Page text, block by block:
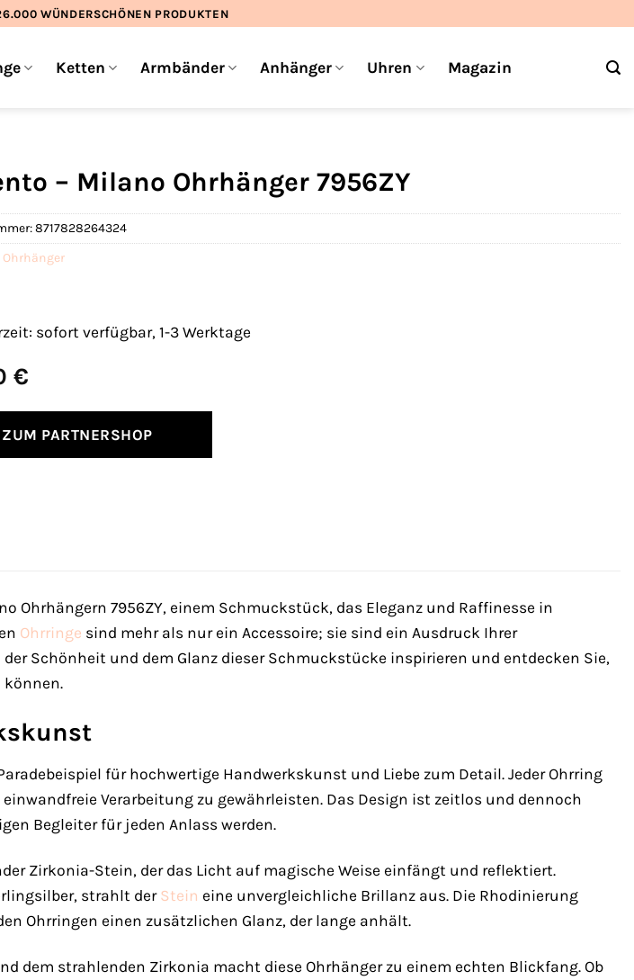
WÜNDERSCHÖNEN PRODUKTEN
Ketten Armbänder Anhänger Uhren Magazin
– Milano Ohrhänger 7956ZY
€
sofort verfügbar, 1-3 Werktage
ZUM PARTNERSHOP
8717828264324
Ohrhänger
Ohrhängern 7956ZY, einem Schmuckstück, das Eleganz und Raffinesse in
Ohrringe sind mehr als nur ein Accessoire; sie sind ein Ausdruck Ihrer
Schönheit und dem Glanz dieser Schmuckstücke inspirieren und entdecken Sie,
können.
für hochwertige Handwerkskunst und Liebe zum Detail. Jeder Ohrring
Verarbeitung zu gewährleisten. Das Design ist zeitlos und dennoch
Begleiter für jeden Anlass werden.
Zirkonia-Stein, der das Licht auf magische Weise einfängt und reflektiert.
strahlt der Stein eine unvergleichliche Brillanz aus. Die Rhodinierung
Ohrringen einen zusätzlichen Glanz, der lange anhält.
dem strahlenden Zirkonia macht diese Ohrhänger zu einem echten Blickfang. Ob